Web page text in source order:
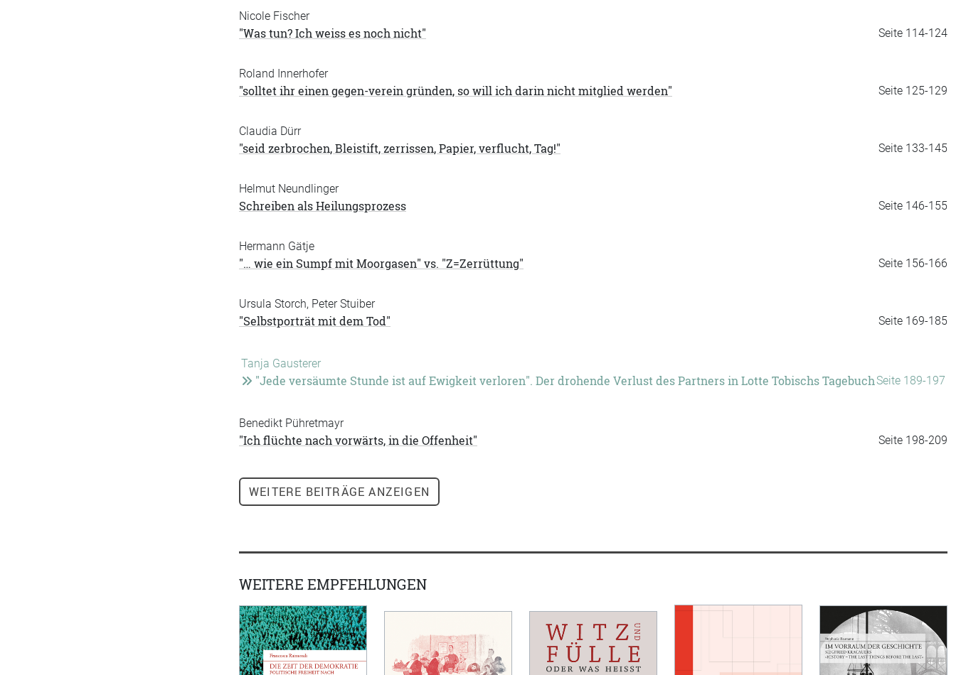
Nicole Fischer
Seite 114-124
"Was tun? Ich weiss es noch nicht"
Roland Innerhofer
Seite 125-129
"solltet ihr einen gegen-verein gründen, so will ich darin nicht mitglied werden"
Claudia Dürr
Seite 133-145
"seid zerbrochen, Bleistift, zerrissen, Papier, verflucht, Tag!"
Helmut Neundlinger
Seite 146-155
Schreiben als Heilungsprozess
Hermann Gätje
Seite 156-166
"… wie ein Sumpf mit Moorgasen" vs. "Z=Zerrüttung"
Ursula Storch, Peter Stuiber
Seite 169-185
"Selbstporträt mit dem Tod"
Tanja Gausterer
Seite 189-197
"Jede versäumte Stunde ist auf Ewigkeit verloren". Der drohende Verlust des Partners in Lotte Tobischs Tagebuch
Benedikt Pühretmayr
Seite 198-209
"Ich flüchte nach vorwärts, in die Offenheit"
WEITERE BEITRÄGE ANZEIGEN
WEITERE EMPFEHLUNGEN